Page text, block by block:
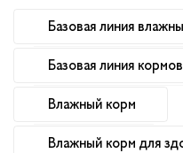
Базовая линия
Базовая линия
Влажный корм
Влажный корм для